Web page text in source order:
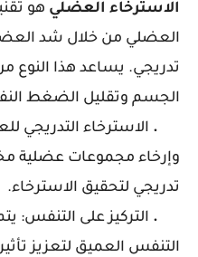
الاسترخاء العضلي هو
العضلي من خلال شد
تدريجي. يساعد هذا النوع
الجسم وتقليل الضغط
. الاسترخاء التدريجي
وإرخاء مجموعات عضلية
تدريجي لتحقيق الاسترخاء.
. التركيز على التنفس:
التنفس العميق لتعزيز